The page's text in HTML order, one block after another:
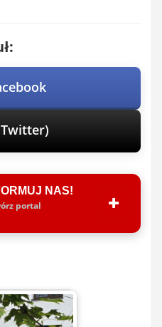
NAS!
portal